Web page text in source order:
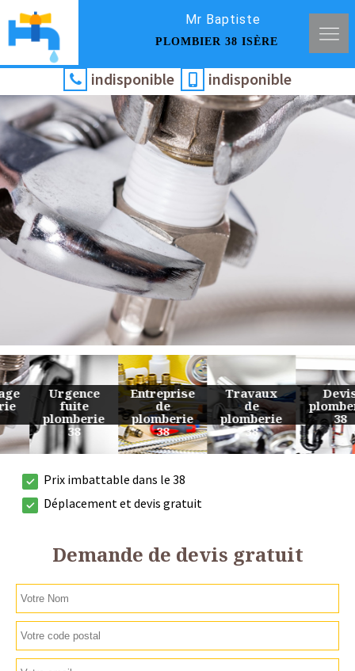
Mr Baptiste
PLOMBIER 38 ISÈRE
indisponible indisponible
Urgence
fuite
plomberie
38
Entreprise
de
plomberie
38
Travaux
de
plomberie
38
Devis
plomberie
38
Prix imbattable dans le 38
Déplacement et devis gratuit
Demande de devis gratuit